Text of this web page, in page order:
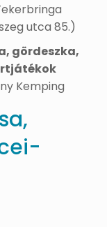
utca 85.)
gördeszka,
Kemping